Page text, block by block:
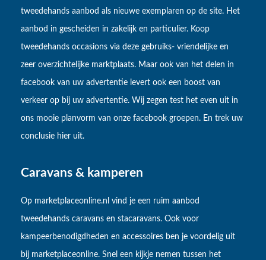
tweedehands aanbod als nieuwe exemplaren op de site. Het
aanbod in gescheiden in zakelijk en particulier. Koop
tweedehands occasions via deze gebruiks- vriendelijke en
zeer overzichtelijke marktplaats. Maar ook van het delen in
facebook van uw advertentie levert ook een boost van
verkeer op bij uw advertentie. Wij zegen test het even uit in
ons mooie planvorm van onze facebook groepen. En trek uw
conclusie hier uit.
Caravans & kamperen
Op marketplaceonline.nl vind je een ruim aanbod
tweedehands caravans en stacaravans. Ook voor
kampeerbenodigdheden en accessoires ben je voordelig uit
bij marketplaceonline. Snel een kijkje nemen tussen het